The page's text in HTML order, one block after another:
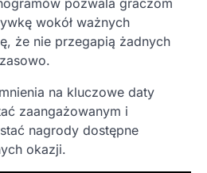
wokół ważnych
że nie przegapią żadnych
na kluczowe daty
zaangażowanym i
nagrody dostępne
okazji.